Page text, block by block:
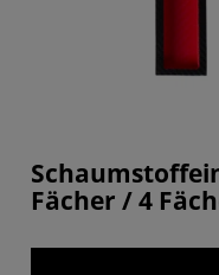
Fächer / 4